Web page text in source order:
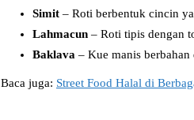
Simit – Roti berbentuk cincin
Lahmacun – Roti tipis dengan
Baklava – Kue manis
Baca juga: Street Food Halal di